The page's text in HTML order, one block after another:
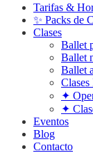
Tarifas &
✨ Packs de
Clases
Ballet
Ballet
Ballet
Clases
✦
✦
Eventos
Blog
Contacto